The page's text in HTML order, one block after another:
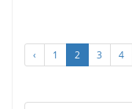
‹ 1 2 3 4